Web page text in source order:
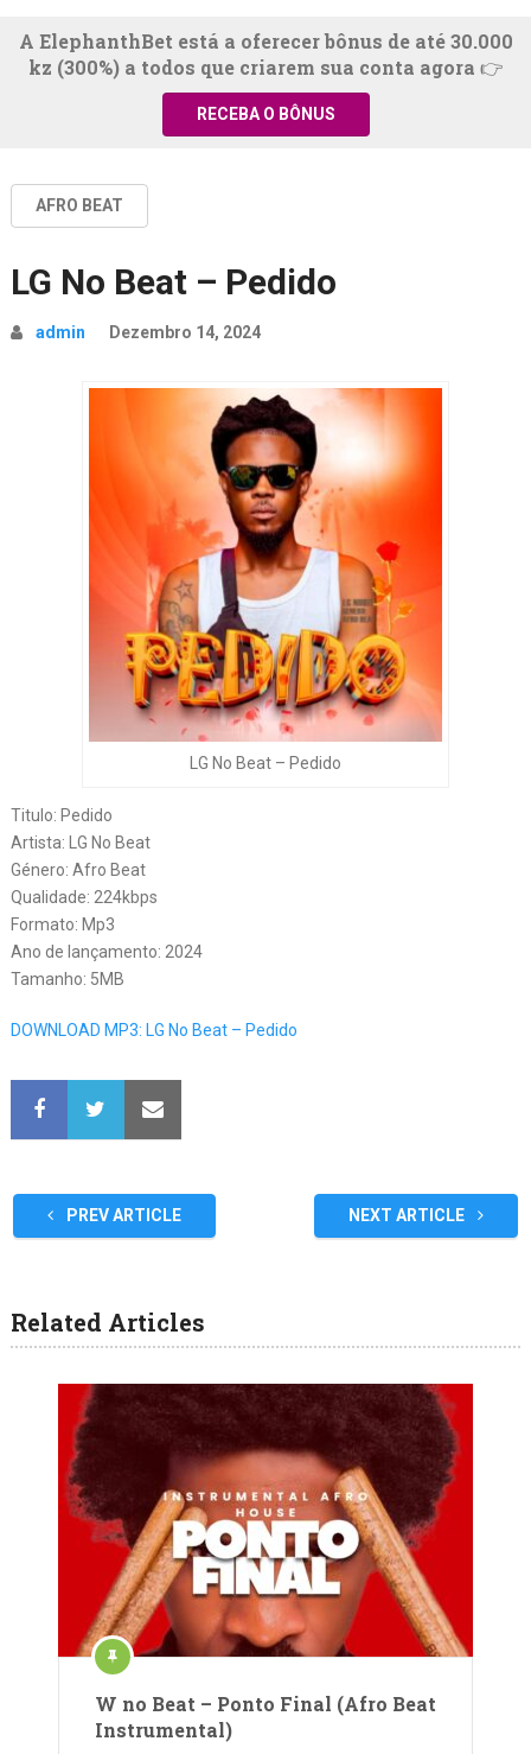
A ElephanthBet está a oferecer bônus de até 30.000
kz (300%) a todos que criarem sua conta agora 👉
RECEBA O BÔNUS
AFRO BEAT
LG No Beat – Pedido
admin Dezembro 14, 2024
LG No Beat – Pedido
Titulo: Pedido
Artista: LG No Beat
Género: Afro Beat
Qualidade: 224kbps
Formato: Mp3
Ano de lançamento: 2024
Tamanho: 5MB
DOWNLOAD MP3: LG No Beat – Pedido
PREV ARTICLE NEXT ARTICLE
Related Articles
W no Beat – Ponto Final (Afro Beat
Instrumental)